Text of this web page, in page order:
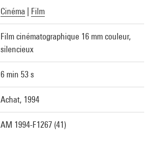
Cinéma Film
Film cinématographique 16 mm couleur,
silencieux
6 min 53 s
Achat, 1994
AM 1994-F1267 (41)